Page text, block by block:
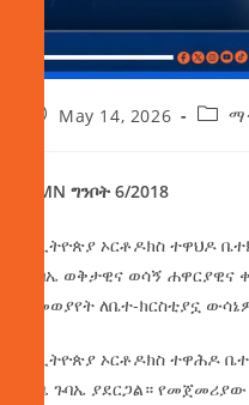
May 14, 2026
AMN ግንቦት 6/2018
የኢትዮጵያ ኦርቶዶክስ ተዋህዶ
ጉባኤ ወቅታዊና ወሳኝ ሐዋርያዊና
በመወያየት ለቤተ-ክርስቲያኗ
የኢትዮጵያ ኦርቶዶክስ ተዋሕዶ
ጊዜ ጉባኤ ያደርጋል።